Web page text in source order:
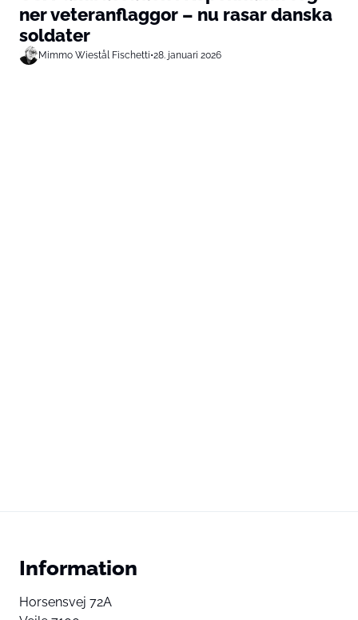
ner veteranflaggor – nu rasar danska
soldater
Mimmo Wiestål Fischetti•28. januari 2026
Information
Horsensvej 72A